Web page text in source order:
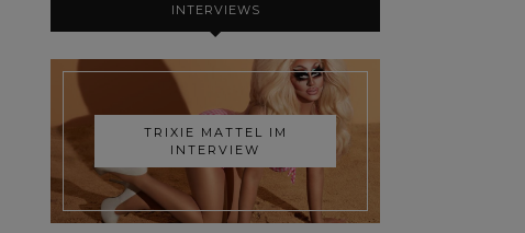
INTERVIEWS
TRIXIE MATTEL IM
INTERVIEW